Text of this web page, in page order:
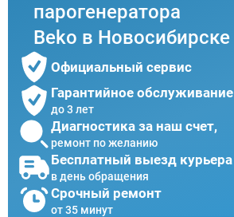
парогенератора
Beko в Новосибирске
Официальный сервис
Гарантийное обслуживание
до 3 лет
Диагностика за наш счет,
ремонт по желанию
Бесплатный выезд курьера
в день обращения
Срочный ремонт
от 35 минут